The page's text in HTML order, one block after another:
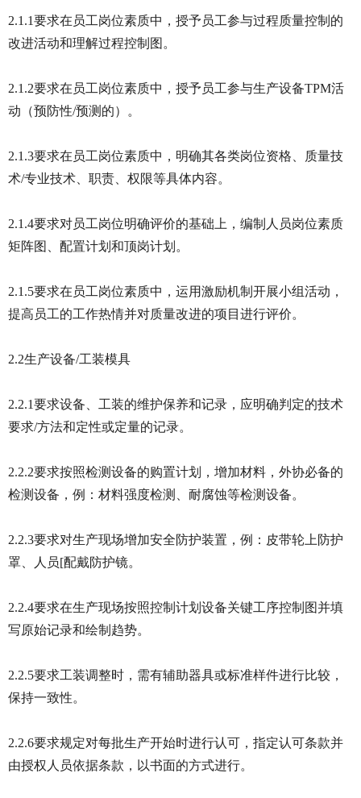
2.1.1要求在员工岗位素质中，授予员工参与过程质量控制的
改进活动和理解过程控制图。
2.1.2要求在员工岗位素质中，授予员工参与生产设备TPM活
动（预防性/预测的）。
2.1.3要求在员工岗位素质中，明确其各类岗位资格、质量技
术/专业技术、职责、权限等具体内容。
2.1.4要求对员工岗位明确评价的基础上，编制人员岗位素质
矩阵图、配置计划和顶岗计划。
2.1.5要求在员工岗位素质中，运用激励机制开展小组活动，
提高员工的工作热情并对质量改进的项目进行评价。
2.2生产设备/工装模具
2.2.1要求设备、工装的维护保养和记录，应明确判定的技术
要求/方法和定性或定量的记录。
2.2.2要求按照检测设备的购置计划，增加材料，外协必备的
检测设备，例：材料强度检测、耐腐蚀等检测设备。
2.2.3要求对生产现场增加安全防护装置，例：皮带轮上防护
罩、人员[配戴防护镜。
2.2.4要求在生产现场按照控制计划设备关键工序控制图并填
写原始记录和绘制趋势。
2.2.5要求工装调整时，需有辅助器具或标准样件进行比较，
保持一致性。
2.2.6要求规定对每批生产开始时进行认可，指定认可条款并
由授权人员依据条款，以书面的方式进行。